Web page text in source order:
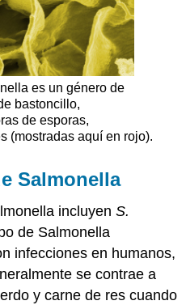
es un género de
bastoncillo,
de esporas,
(mostradas aquí en rojo).
Salmonella
incluyenS.
de Salmonella
infecciones en humanos,
se contrae a
y carne de res cuando